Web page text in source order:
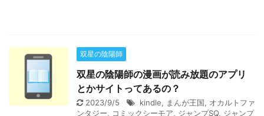
双星の陰陽師
双星の陰陽師の漫画が読み放題のアプリ
とかサイトってあるの？
2023/9/5 kindle, まんが王国, オカルトファ
ンタジー, コミックシーモア, ジャンプSQ, ジャンプ